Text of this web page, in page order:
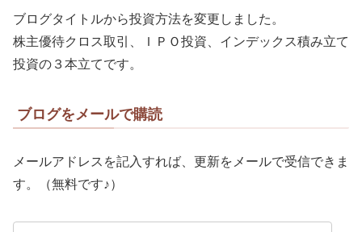
ブログタイトルから投資方法を変更しました。
株主優待クロス取引、ＩＰＯ投資、インデックス積み立て
投資の３本立てです。
ブログをメールで購読
メールアドレスを記入すれば、更新をメールで受信できま
す。（無料です♪）